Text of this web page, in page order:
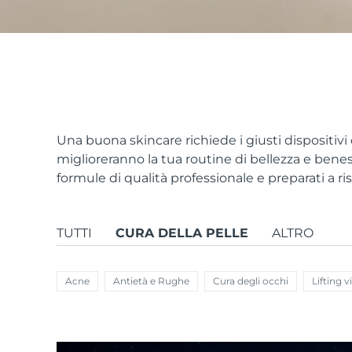
Una buona skincare richiede i giusti
miglioreranno la tua routine di bellezza e
formule di qualità professionale e preparati a
TUTTI CURA DELLA PELLE ALTRO
Acne Antietà e Rughe Cura degli occhi Lifting
FAQ™ Dual LED Panel
Offerte speciali Bestseller